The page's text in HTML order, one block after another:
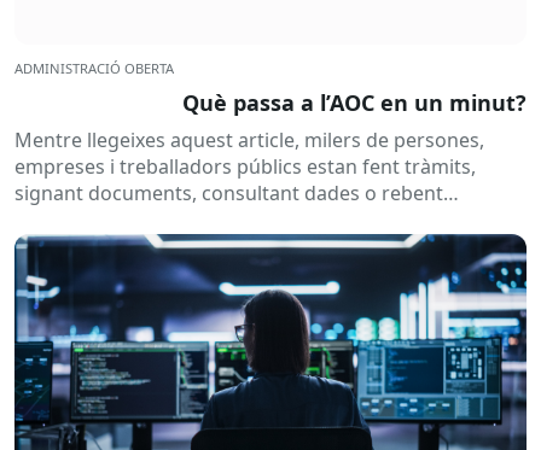
ADMINISTRACIÓ OBERTA
Què passa a l’AOC en un minut?
Mentre llegeixes aquest article, milers de persones,
empreses i treballadors públics estan fent tràmits,
signant documents, consultant dades o rebent
habitualment...